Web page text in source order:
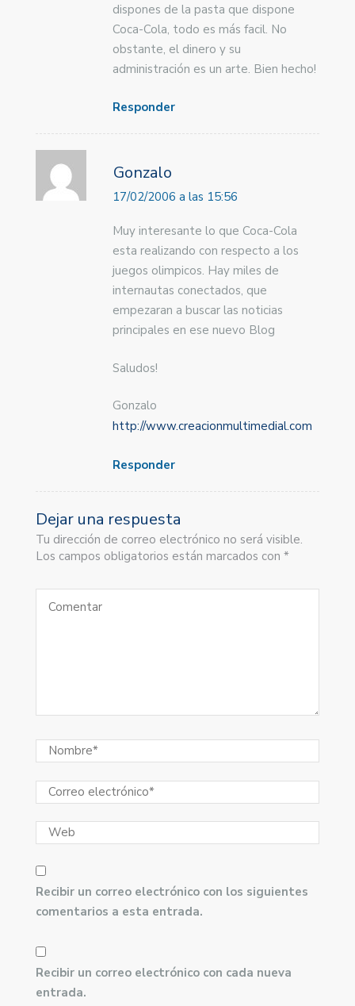
dispones de la pasta que dispone
Coca-Cola, todo es más facil. No
obstante, el dinero y su
administración es un arte. Bien hecho!
Responder
Gonzalo
17/02/2006 a las 15:56
Muy interesante lo que Coca-Cola
esta realizando con respecto a los
juegos olimpicos. Hay miles de
internautas conectados, que
empezaran a buscar las noticias
principales en ese nuevo Blog
Saludos!
Gonzalo
http://www.creacionmultimedial.com
Responder
Dejar una respuesta
Tu dirección de correo electrónico no será visible.
Los campos obligatorios están marcados con *
Recibir un correo electrónico con los siguientes
comentarios a esta entrada.
Recibir un correo electrónico con cada nueva
entrada.